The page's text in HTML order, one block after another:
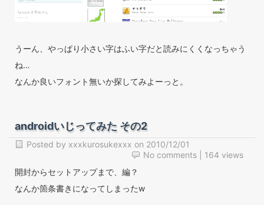
うーん、やっぱり小さい字はふい字だと読みにくくなっちゃう
ね…
なんか良いフォント無いか探してみよーっと。
androidいじってみた その2
Posted by xxxkurosukexxx on 2010/12/01
No comments | 164 views
開封からセットアップまで、編？
なんか箇条書きになってしまったw